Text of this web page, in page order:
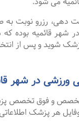
دهی، رزرو نوبت
بوده که در
شوید و پس از
در شهر
و فوق تخصص
هر پزشک